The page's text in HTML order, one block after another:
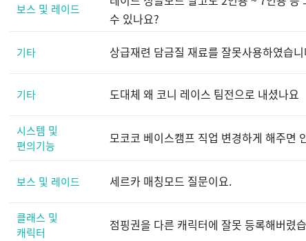
보스 및 레이드
수 있나요?
기타 상급재련 담금질 재료를 잘못사용하였습
기타 도대체 왜 코니 레이스 팀전으로 내셨나요
시스템 및
편의기능
모코코 베이스캠프 직업 변경하게 해주면
보스 및 레이드 세르카 매칭모드 질문이요.
클래스 및
캐릭터
점핑권을 다른 캐릭터에 잘못 등록해버렸